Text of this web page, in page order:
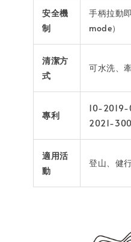
安全機
制
手柄拉動
mode）
清潔方
式
可水洗、
專利
10-2019-
2021-
適用活
動
登山、健